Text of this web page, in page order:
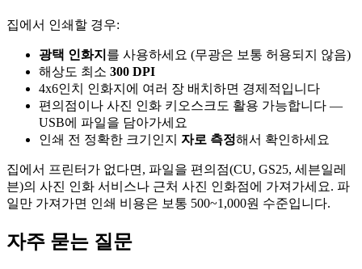
집에서 인쇄할 경우:
광택 인화지 를 사용하세요 (무광은 보통 허용되지 않음)
해상도 최소 300 DPI
4x6인치 인화지에 여러 장 배치하면 경제적입니다
편의점이나 사진 인화 키오스크도 활용 가능합니다 —
USB에 파일을 담아가세요
인쇄 전 정확한 크기인지 자로 측정해서 확인하세요
집에서 프린터가 없다면, 파일을 편의점(CU, GS25, 세븐일레
븐)의 사진 인화 서비스나 근처 사진 인화점에 가져가세요. 파
일만 가져가면 인쇄 비용은 보통 500~1,000원 수준입니다.
자주 묻는 질문